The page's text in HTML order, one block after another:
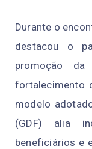
Durante o
destacou o
promoção
fortalecimento
modelo
(GDF) alia
beneficiários e